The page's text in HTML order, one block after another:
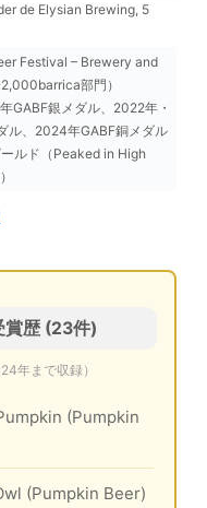
de Elysian Brewing, 5
Festival – Brewery and
部門）
GABF銀メダル、2022年・
ル、2024年GABF銅メダル
ルド（Peaked in High
歴 (23件)
年まで収録）
(Pumpkin
(Pumpkin Beer)